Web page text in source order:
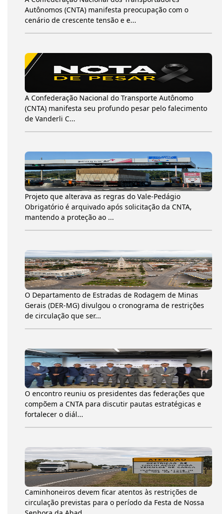
Autônomos (CNTA) manifesta preocupação com o
cenário de crescente tensão e e...
A Confederação Nacional do Transporte Autônomo
(CNTA) manifesta seu profundo pesar pelo falecimento
de Vanderli C...
Projeto que alterava as regras do Vale-Pedágio
Obrigatório é arquivado após solicitação da CNTA,
mantendo a proteção ao ...
O Departamento de Estradas de Rodagem de Minas
Gerais (DER-MG) divulgou o cronograma de restrições
de circulação que ser...
O encontro reuniu os presidentes das federações que
compõem a CNTA para discutir pautas estratégicas e
fortalecer o diál...
Caminhoneiros devem ficar atentos às restrições de
circulação previstas para o período da Festa de Nossa